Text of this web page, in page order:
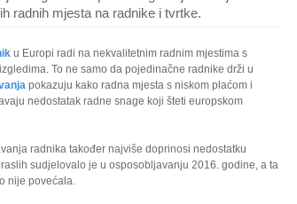
radnih mjesta na radnike i tvrtke.
u Europi radi na nekvalitetnim radnim mjestima s
To ne samo da pojedinačne radnike drži u
pokazuju kako radna mjesta s niskom plaćom i
nedostatak radne snage koji šteti europskom
radnika također najviše doprinosi nedostatku
sudjelovalo je u osposobljavanju 2016. godine, a ta
nije povećala.